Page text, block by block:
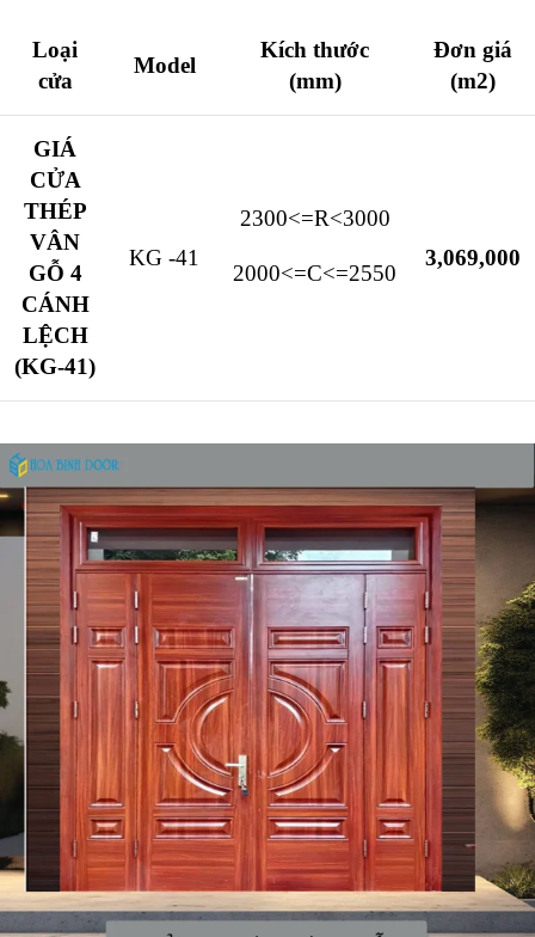
Loại
cửa
Model
Kích thước
(mm)
Đơn giá
(m2)
GIÁ
CỬA
THÉP
VÂN
GỖ 4
CÁNH
LỆCH
(KG-41)
KG -41
2300<=R<3000
2000<=C<=2550
3,069,000